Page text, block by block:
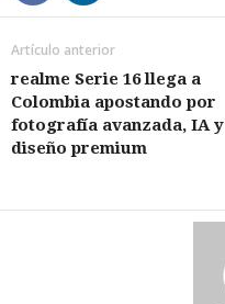
Artículo anterior
realme Serie 16 llega a
Colombia apostando por
fotografía avanzada, IA y
diseño premium